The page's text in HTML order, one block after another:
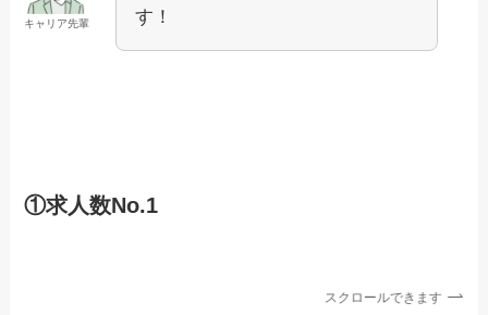
キャリア先輩
す！
①求人数No.1
スクロールできます